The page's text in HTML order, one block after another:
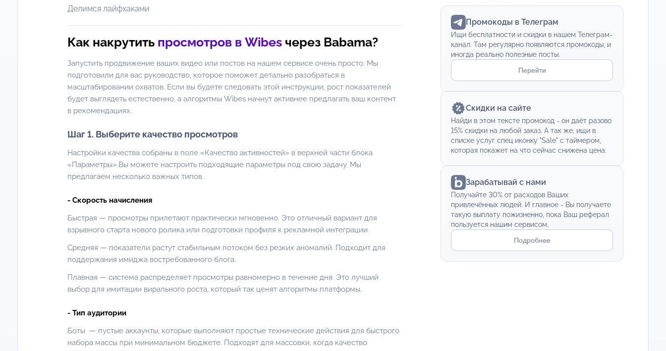
Делимся лайфхаками
Как накрутить просмотров в Wibes через Babama?
Запустить продвижение ваших видео или постов на нашем сервисе очень просто. Мы
подготовили для вас руководство, которое поможет детально разобраться в
масштабировании охватов. Если вы будете следовать этой инструкции, рост показателей
будет выглядеть естественно, а алгоритмы Wibes начнут активнее предлагать ваш контент
в рекомендациях.
Шаг 1. Выберите качество просмотров
Настройки качества собраны в поле «Качество активностей» в верхней части блока
«Параметры».Вы можете настроить подходящие параметры под свою задачу. Мы
предлагаем несколько важных типов.
- Скорость начисления
Быстрая — просмотры прилетают практически мгновенно. Это отличный вариант для
взрывного старта нового ролика или подготовки профиля к рекламной интеграции.
Средняя — показатели растут стабильным потоком без резких аномалий. Подходит для
поддержания имиджа востребованного блога.
Плавная — система распределяет просмотры равномерно в течение дня. Это лучший
выбор для имитации вирального роста, который так ценят алгоритмы платформы.
- Тип аудитории
Боты — пустые аккаунты, которые выполняют простые технические действия для быстрого
набора массы при минимальном бюджете. Подходят для массовки, когда качество
Промокоды в Телеграм
Ищи бесплатности и скидки в нашем Телеграм-
канал. Там регулярно появляются промокоды, и
иногда реально полезные посты.
Перейти
Скидки на сайте
Найди в этом тексте промокод - он даёт разово
15% скидки на любой заказ. А так же, ищи в
списке услуг спец иконку "Sale" с таймером,
которая покажет на что сейчас снижена цена.
Зарабатывай с нами
Получайте 30% от расходов Ваших
привлечённых людей. И главное - Вы получаете
такую выплату пожизненно, пока Ваш реферал
пользуется нашим сервисом.
Подробнее